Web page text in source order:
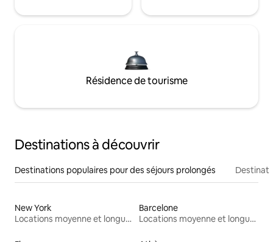
Résidence de tourisme
Destinations à découvrir
Destinations populaires pour des séjours prolongés
New York
Locations moyenne et longue durée
Barcelone
Locations moyenne et longue durée